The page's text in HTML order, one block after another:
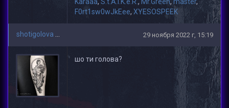
Karaaa, S.t.A.l.K.e.R., Mr.Green, master,
F0rt1sw0wJkEee, XYESOSPEEK
shotigolova 29 ноября 2022 г, 15:19
шо ти голова?